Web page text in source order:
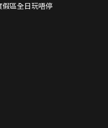
假區全日玩唔停